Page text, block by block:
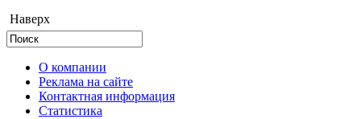
Наверх
О компании
Реклама на сайте
Контактная информация
Статистика